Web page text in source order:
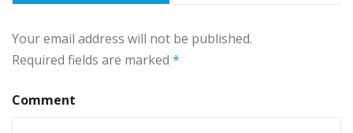
Your email address will not be published.
Required fields are marked *
Comment